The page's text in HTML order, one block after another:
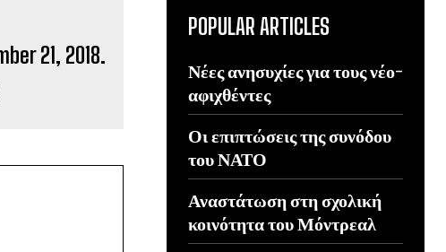
POPULAR ARTICLES
Νέες ανησυχίες για τους νέο-
αφιχθέντες
Οι επιπτώσεις της συνόδου
του ΝΑΤΟ
Αναστάτωση στη σχολική
κοινότητα του Μόντρεαλ